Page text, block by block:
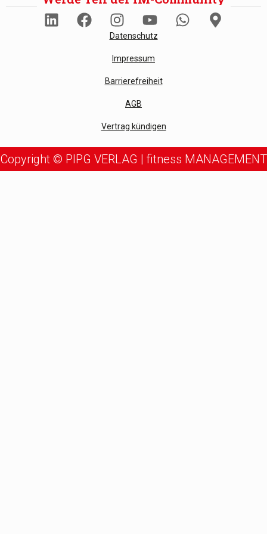
Datenschutz
Impressum
Barrierefreiheit
AGB
Vertrag kündigen
Copyright © PIPG VERLAG | fitness MANAGEMENT